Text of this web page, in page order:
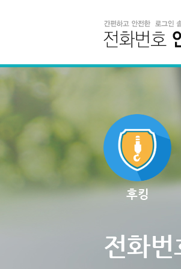
후킹
전화